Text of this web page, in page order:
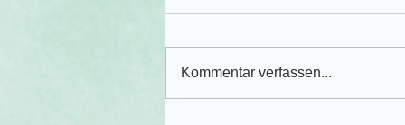
Unsere Schleiereulen
Kommentar verfassen...